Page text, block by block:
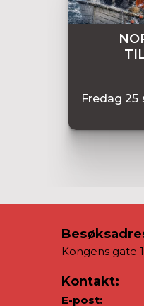
Fredag 25
Kongens gate
Kontakt:
E-post: